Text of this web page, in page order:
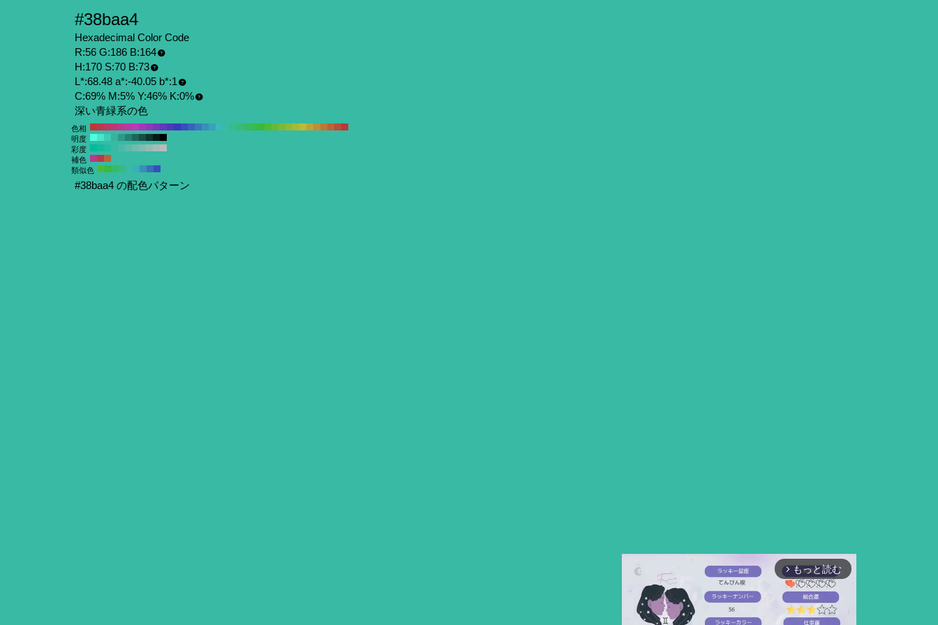
#38baa4
Hexadecimal Color Code
R:56 G:186 B:164
H:170 S:70 B:73
L*:68.48 a*:-40.05 b*:1
C:69% M:5% Y:46% K:0%
深い青緑系の色
色相
明度
彩度
補色
類似色
#38baa4 の配色パターン
arrow_forward_ios もっと読む